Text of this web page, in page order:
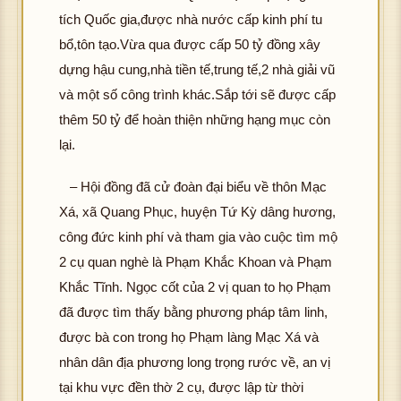
tích Quốc gia,được nhà nước cấp kinh phí tu
bổ,tôn tạo.Vừa qua được cấp 50 tỷ đồng xây
dựng hậu cung,nhà tiền tế,trung tế,2 nhà giải vũ
và một số công trình khác.Sắp tới sẽ được cấp
thêm 50 tỷ để hoàn thiện những hạng mục còn
lại.
– Hội đồng đã cử đoàn đại biểu về thôn Mạc
Xá, xã Quang Phục, huyện Tứ Kỳ dâng hương,
công đức kinh phí và tham gia vào cuộc tìm mộ
2 cụ quan nghè là Phạm Khắc Khoan và Phạm
Khắc Tĩnh. Ngọc cốt của 2 vị quan to họ Phạm
đã được tìm thấy bằng phương pháp tâm linh,
được bà con trong họ Phạm làng Mạc Xá và
nhân dân địa phương long trọng rước về, an vị
tại khu vực đền thờ 2 cụ, được lập từ thời